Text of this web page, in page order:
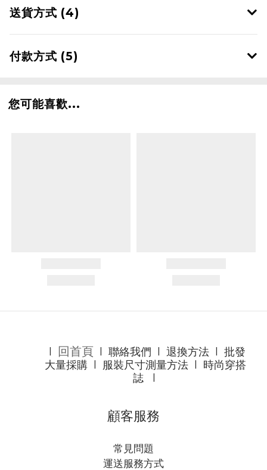
送貨方式 (4)
付款方式 (5)
您可能喜歡...
回首頁 聯絡我們 退換方法l 批發
大量採購
服裝尺寸測量方法
時尚穿搭
誌l
顧客服務
常見問題
運送服務方式